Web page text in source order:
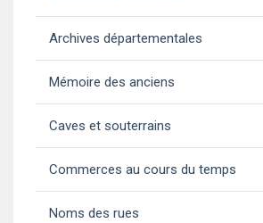
Archives départementales
Mémoire des anciens
Caves et souterrains
Commerces au cours du temps
Noms des rues